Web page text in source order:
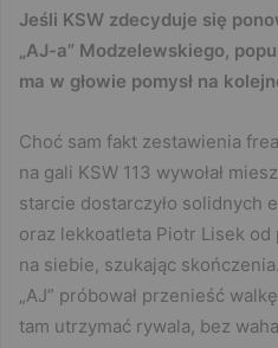
Jeśli KSW zdecyduje się
„AJ-a” Modzelewskiego,
ma w głowie pomysł na
Choć sam fakt zestawienia
na gali KSW 113 wywołał
starcie dostarczyło solidnych
oraz lekkoatleta Piotr Lisek
na siebie, szukając
„AJ” próbował przenieść
tam utrzymać rywala, bez